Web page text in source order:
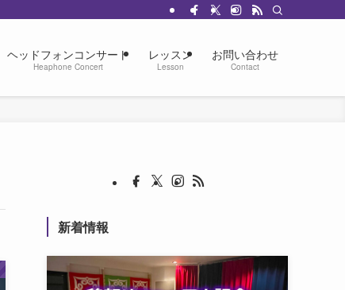
ヘッドフォンコンサート
Heaphone Concert
レッスン
Lesson
お問い合わせ
Contact
新着情報